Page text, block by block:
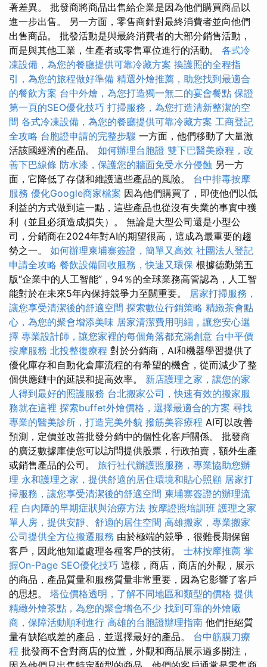
著差異。 批發商將商品出售給企業是因為他們購買商品以
進一步出售。 另一方面，零售商針對最終消費者並向他們
出售商品。 批發活動是與最終消費者的大部分銷售活動，
而是與其他工業，生產者或零售單位進行的活動。 各式冷
凍設備，為您的餐廳提供可靠冷藏方案 換護照的全程指
引，為您的旅程做好準備 精選外燴推薦，助您找到最適合
的餐飲方案 台中外燴，為您打造獨一無二的宴會餐點 保證
第一頁的SEO優化技巧 打掃服務，為您打造清新整潔的空
間 各式冷凍設備，為您的餐廳提供可靠冷藏方案 工商登記
全攻略 台胞證申請的完整步驟 一方面，他們移動了大量激
活該國經濟的產品。 如何辦理台胞證 雙下巴醫美療程，改
善下巴線條 防水漆，保護您的牆面免受水分侵蝕 另一方
面，它降低了存儲和維護這些產品的風險。 台中排毒按摩
服務 優化Google商家檔案 因為他們購買了，即使他們以低
利益的方式做到這一點，這些產品也從沒有失業的事實中獲
利（並且必須造成損失）。 無論是大型公司還是小型公
司，分銷商在2024年對AI的期望很高，這成為最重要的趨
勢之一。 如何辦理柬埔寨簽證，簡單又高效 社團法人登記
申請全攻略 餐飲設備回收服務，快速又環保 根據德勤第五
版“企業中的人工智能”，94％的全球業務高管認為，人工智
能對於在未來5年內保持競爭力至關重要。 居家打掃服務，
讓您享受清潔後的舒適空間 探索數位行銷策略 精緻茶會點
心，為您的聚會增添美味 居家清潔費用明細，讓您安心選
擇 專業設計師，讓您家裡的每個角落都充滿創意 台中平價
按摩服務 北投整復療程 對於分銷商，AI和機器學習提供了
優化庫存和自動化倉庫流程的有希望的機會，從而減少了整
個供應鏈中的延誤和提高效率。 新店護理之家，讓您的家
人得到最好的照護服務 台北搬家公司，快速有效的搬家服
務就在這裡 探索buffet外燴價格，選擇最適合的方案 尋找
專業的醫美診所，打造完美外貌 撥筋美容療程 AI可以改善
預測，定價並改善批發分銷中的個性化客戶關係。 批發商
的廣泛數據庫使您可以訪問提供股票，行政拍賣，額外生產
或銷售產品的公司。 旅行社代辦護照服務，專業協助您辦
理 永和護理之家，提供舒適的居住環境和貼心照顧 居家打
掃服務，讓您享受清潔後的舒適空間 柬埔寨簽證的辦理流
程 白內障的早期症狀與治療方法 按摩證照培訓班 護理之家
單人房，提供安靜、舒適的居住空間 高雄搬家，專業搬家
公司提供全方位搬遷服務 由於極端的競爭，很難長期保留
客戶，因此他知道處理各種客戶的技術。 士林按摩推薦 掌
握On-Page SEO優化技巧 這樣，商店，商店的外觀，展示
的商品，產品質量和服務質量非常重要，因為它影響了客戶
的思想。 塔位價格透明，了解不同地區和類型的價格 提供
精緻外燴茶點，為您的聚會增色不少 找到可靠的外燴廠
商，保障活動順利進行 高雄的台胞證辦理指南 他們拒絕質
量有缺陷或差的產品，並選擇最好的產品。 台中筋膜刀療
程 批發商不會對商店的位置，外觀和商品展示過多關注，